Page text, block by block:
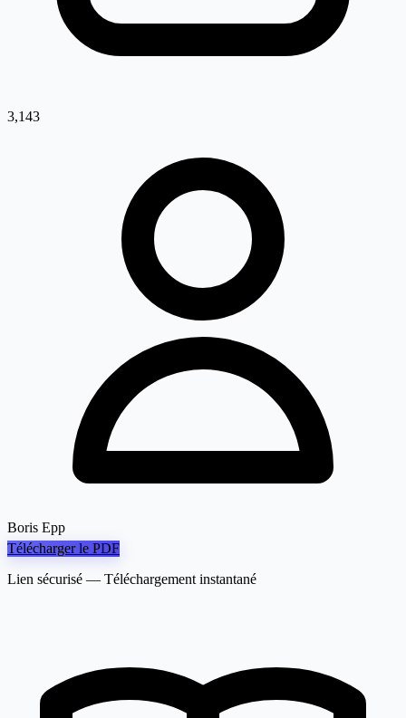
3,143
Boris Epp
Télécharger le PDF
Lien sécurisé — Téléchargement instantané